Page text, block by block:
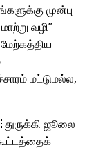
முன்பு
வழி
மட்டுமல்ல,
ஜூலை